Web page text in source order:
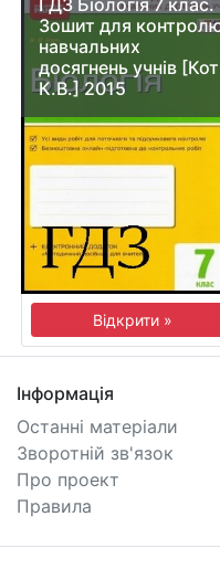
Зошит для
навчальних
досягнень учнів [Кот
К.В.] 2015
Відкрити »
Інформація
Останні матеріали
Зворотній зв'язок
Про проект
Правила